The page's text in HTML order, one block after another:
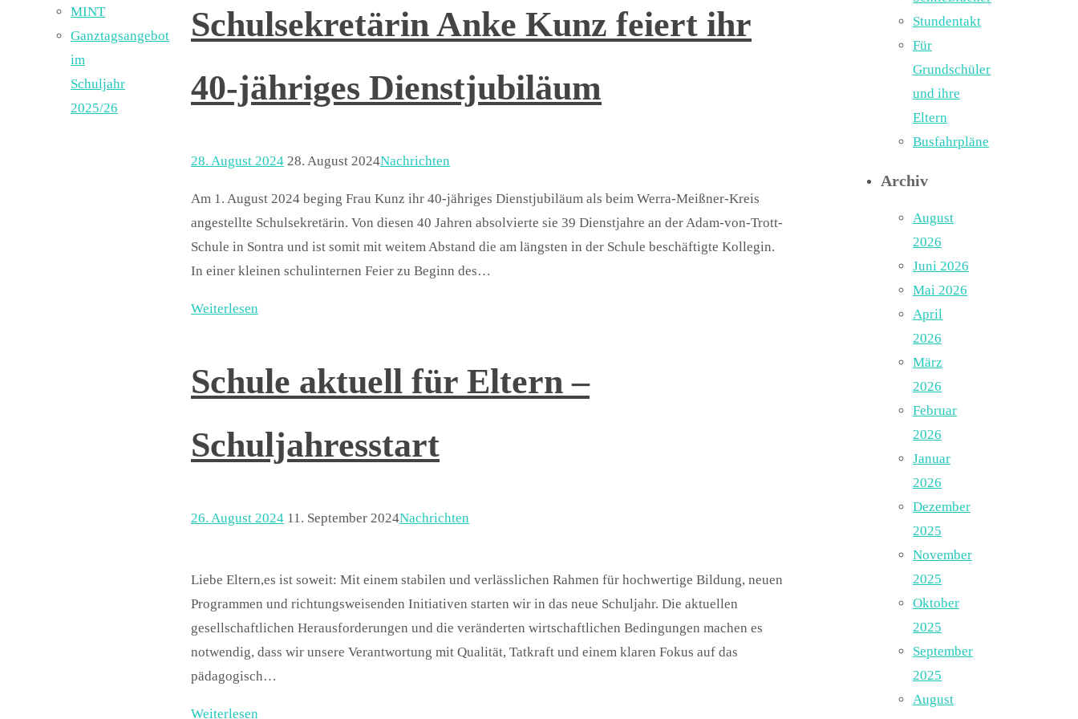
Schulsekretärin Anke Kunz feiert ihr
40-jähriges Dienstjubiläum
28. August 2024 28. August 2024Nachrichten
Am 1. August 2024 beging Frau Kunz ihr 40-jähriges Dienstjubiläum als beim Werra-Meißner-Kreis
angestellte Schulsekretärin. Von diesen 40 Jahren absolvierte sie 39 Dienstjahre an der Adam-von-Trott-
Schule in Sontra und ist somit mit weitem Abstand die am längsten in der Schule beschäftigte Kollegin.
In einer kleinen schulinternen Feier zu Beginn des…
Weiterlesen
Schule aktuell für Eltern –
Schuljahresstart
26. August 2024 11. September 2024Nachrichten
Liebe Eltern,es ist soweit: Mit einem stabilen und verlässlichen Rahmen für hochwertige Bildung, neuen
Programmen und richtungsweisenden Initiativen starten wir in das neue Schuljahr. Die aktuellen
gesellschaftlichen Herausforderungen und die veränderten wirtschaftlichen Bedingungen machen es
notwendig, dass wir unsere Verantwortung mit Qualität, Tatkraft und einem klaren Fokus auf das
pädagogisch…
Weiterlesen
MINT
Ganztagsangebot
im
Schuljahr
2025/26
Stundentakt
Für
Grundschüler
und ihre
Eltern
Busfahrpläne
Archiv
August
2026
Juni 2026
Mai 2026
April
2026
März
2026
Februar
2026
Januar
2026
Dezember
2025
November
2025
Oktober
2025
September
2025
August